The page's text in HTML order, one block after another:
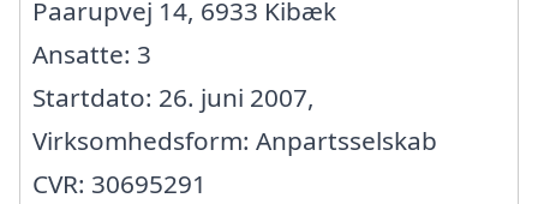
Paarupvej 14, 6933 Kibæk
Ansatte: 3
Startdato: 26. juni 2007,
Virksomhedsform: Anpartsselskab
CVR: 30695291